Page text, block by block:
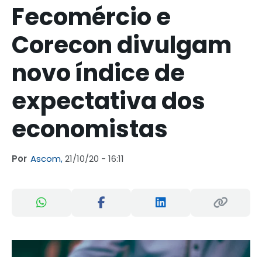
Fecomércio e
Corecon divulgam
novo índice de
expectativa dos
economistas
Por Ascom,21/10/20 - 16:11